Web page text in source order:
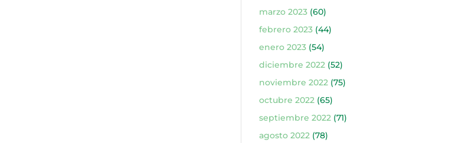
marzo 2023(60)
febrero 2023(44)
enero 2023(54)
diciembre 2022(52)
noviembre 2022(75)
octubre 2022(65)
septiembre 2022(71)
agosto 2022(78)